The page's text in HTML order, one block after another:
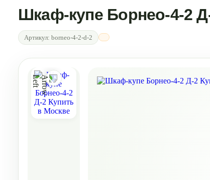
Шкаф-купе Борнео-4-2
Артикул: borneo-4-2-d-2